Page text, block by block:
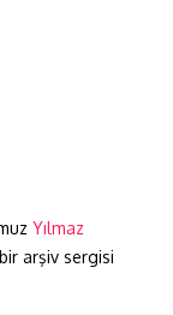
Yılmaz
arşiv sergisi